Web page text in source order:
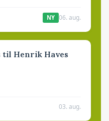
NY 06. aug.
til Henrik Haves
03. aug.